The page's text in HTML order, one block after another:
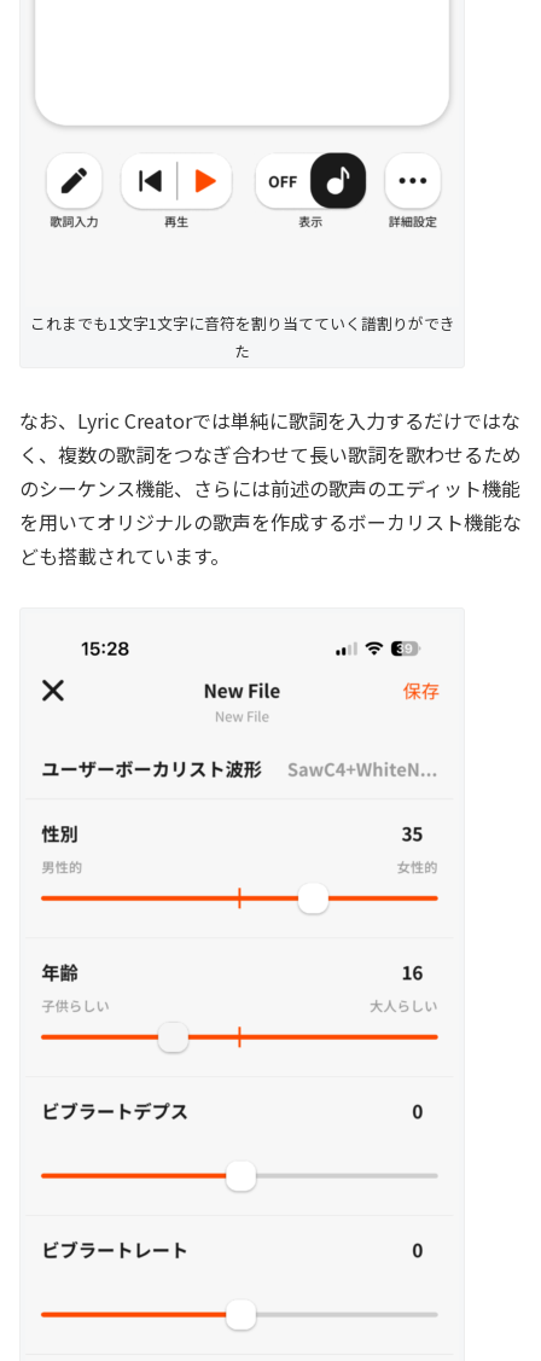
これまでも1文字1文字に音符を割り当てていく譜割りができ
た
なお、Lyric Creatorでは単純に歌詞を入力するだけではな
く、複数の歌詞をつなぎ合わせて長い歌詞を歌わせるため
のシーケンス機能、さらには前述の歌声のエディット機能
を用いてオリジナルの歌声を作成するボーカリスト機能な
ども搭載されています。